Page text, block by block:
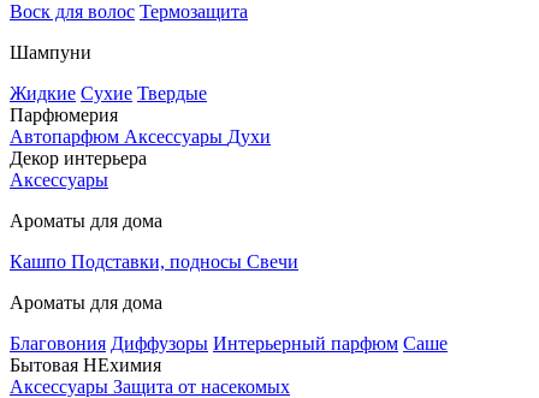
Воск для волос Термозащита
Шампуни
Жидкие Сухие Твердые
Парфюмерия
Автопарфюм Аксессуары Духи
Декор интерьера
Аксессуары
Ароматы для дома
Кашпо Подставки, подносы Свечи
Ароматы для дома
Благовония Диффузоры Интерьерный парфюм Саше
Бытовая НЕхимия
Аксессуары Защита от насекомых